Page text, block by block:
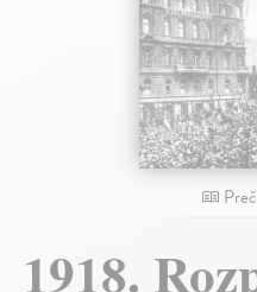
1918.